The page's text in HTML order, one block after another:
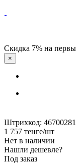
Скидка 7% на
×
Штрихкод:
1 757 тенге/шт
Нет в наличии
Нашли дешевле?
Под заказ